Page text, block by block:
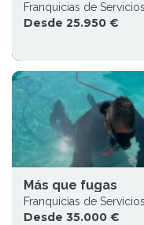
Franquicias de
Desde 25.950 €
Más que fugas
Franquicias de
Desde 35.000 €